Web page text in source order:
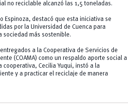
no reciclable alcanzó las 1,5 toneladas.
Espinoza, destacó que esta iniciativa se
por la Universidad de Cuenca para
sociedad más sostenible.
a la Cooperativa de Servicios de
(COAMA) como un respaldo aporte social a
cooperativa, Cecilia Yuqui, instó a la
y a practicar el reciclaje de manera